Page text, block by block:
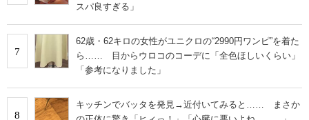
スパ良すぎる」
7
62歳・62キロの女性がユニクロの“2990円ワンピ”を着た
ら…… 目からウロコのコーデに「全色ほしいくらい」
「参考になりました」
8
キッチンでバッタを発見→近付いてみると…… まさか